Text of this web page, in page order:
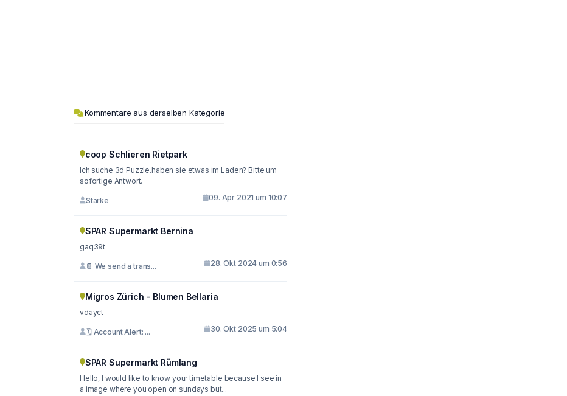
Kommentare aus derselben Kategorie
coop Schlieren Rietpark
Ich suche 3d Puzzle.haben sie etwas im Laden? Bitte um
sofortige Antwort.
Starke 09. Apr 2021 um 10:07
SPAR Supermarkt Bernina
gaq39t
📔 We send a trans... 28. Okt 2024 um 0:56
Migros Zürich - Blumen Bellaria
vdayct
🗓 Account Alert: ... 30. Okt 2025 um 5:04
SPAR Supermarkt Rümlang
Hello, I would like to know your timetable because I see in
a image where you open on sundays but...